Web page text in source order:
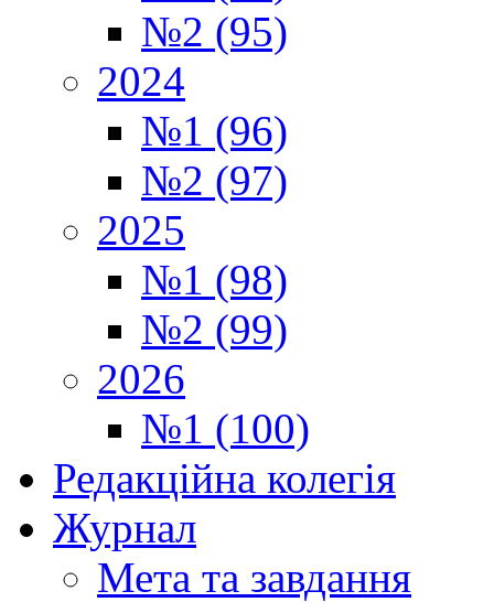
№2 (95)
2024
№1 (96)
№2 (97)
2025
№1 (98)
№2 (99)
2026
№1 (100)
Редакційна колегія
Журнал
Мета та завдання